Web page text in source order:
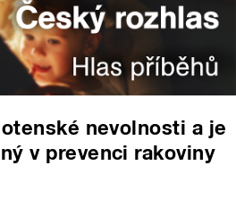
nevolnosti a je
v prevenci rakoviny